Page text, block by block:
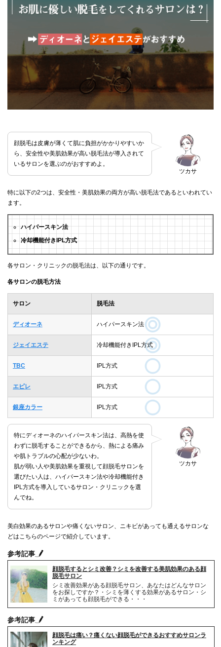
ツカサ
顔脱毛は皮膚が薄くて肌に負担がかかりやすいか
ら、安全性や美肌効果が高い脱毛法が導入されて
いるサロンを選ぶのがおすすめよ。
特に以下の2つは、安全性・美肌効果の両方が高い脱毛法であるといわれてい
ます。
ハイパースキン法
冷却機能付きIPL方式
各サロン・クリニックの脱毛法は、以下の通りです。
各サロンの脱毛方法
サロン 脱毛法
ディオーネ ハイパースキン法
ジェイエステ 冷却機能付きIPL方式
TBC IPL方式
エピレ IPL方式
銀座カラー IPL方式
ツカサ
特にディオーネのハイパースキン法は、高熱を使
わずに脱毛することができるから、熱による痛み
や肌トラブルの心配が少ないわ。
肌が弱い人や美肌効果を重視して顔脱毛サロンを
選びたい人は、ハイパースキン法や冷却機能付き
IPL方式を導入しているサロン・クリニックを選
んでね。
美白効果のあるサロンや痛くないサロン、ニキビがあっても通えるサロンな
どはこちらのページで紹介しています。
参考記事
顔脱毛するとシミ改善？シミを改善する美肌効果のある顔
脱毛サロン
シミ改善効果がある顔脱毛サロン、あなたはどんなサロン
をお探しですか？・シミを薄くする効果があるサロン・シ
ミがあっても顔脱毛ができる・・・
参考記事
顔脱毛は痛い？痛くない顔脱毛ができるおすすめサロンラ
ンキング